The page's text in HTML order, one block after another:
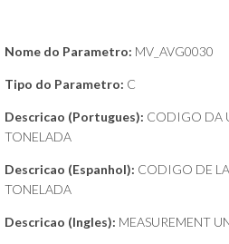
Nome do Parametro: MV_AVG0030
Tipo do Parametro: C
Descricao (Portugues): CODIGO DA
TONELADA
Descricao (Espanhol): CODIGO DE
TONELADA
Descricao (Ingles): MEASUREMENT